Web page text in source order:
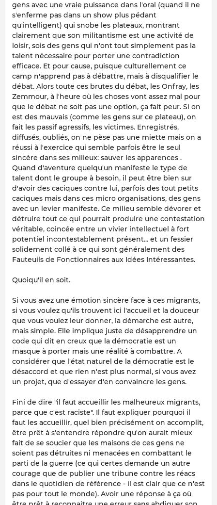
gens avec une vraie puissance dans l'oral (quand il ne
s'enferme pas dans un show plus pédant
qu'intelligent) qui snobe les plateaux, montrant
clairement que son militantisme est une activité de
loisir, sois des gens qui n'ont tout simplement pas la
talent nécessaire pour porter une contradiction
efficace. Et pour cause, puisque culturellement ce
camp n'apprend pas à débattre, mais à disqualifier le
débat. Alors toute ces brutes du débat, les Onfray, les
Zemmour, à l'heure où les choses vont assez mal pour
que le débat ne soit pas une option, ça fait peur. Si on
est des mauvais (comme les gens sur ce plateau), on
fait les passif agressifs, les victimes. Enregistrés,
diffusés, oubliés, on ne pèse pas une miette mais on a
réussi à l'exercice qui semble parfois être le seul
sincère dans ses milieux: sauver les apparences .
Quand d'aventure quelqu'un manifeste le type de
talent dont le groupe à besoin, il peut être bien sur
d'avoir des caciques contre lui, parfois des tout petits
caciques mais dans ces micro organisations, des gens
avec un levier manifeste. Ce milieu semble dévorer et
détruire tout ce qui pourrait produire une contestation
véritable, coincée entre un vivier intellectuel à fort
potentiel incontestablement présent... et un fessier
solidement collé à ce qui sont généralement des
Fauteuils de Fonctionnaires aux Idées Intéressantes.
Quoiqu'il en soit.
Si vous avez une émotion sincère face à ces migrants,
si vous voulez qu'ils trouvent ici l'accueil et la douceur
que vous voulez leur donner, la démarche est autre,
mais simple. Elle implique juste de désapprendre un
code qui dit en creux que la démocratie est un
masque à porter mais une réalité à combattre. A
considérer que l'état naturel de la démocratie est le
désaccord et que rien n'est plus normal, si vous avez
un projet, que d'essayer d'en convaincre les gens.
Fini de dire "il faut accueillir les malheureux migrants,
parce que c'est raciste". Il faut expliquer pourquoi il
faut les accueillir, quel bien précisément on accomplit,
être prêt à s'entendre répondre qu'on aurait mieux
fait de se soucier que les maisons de ces gens ne
soient pas détruites ni menacées en combattant le
parti de la guerre (ce qui certes demande un autre
courage que de publier une tribune contre les réacs
dans le quotidien de référence - il est clair que ce n'est
pas pour tout le monde). Avoir une réponse à ça où